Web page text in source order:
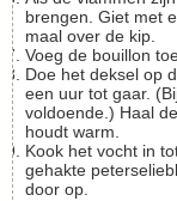
brengen. Giet met
maal over de kip.
Voeg de bouillon
Doe het deksel op de pan, zet ‘m in de oven en kook gedurende
een uur tot gaar.
voldoende.) Haal
houdt warm.
Kook het vocht in
gehakte
door op.